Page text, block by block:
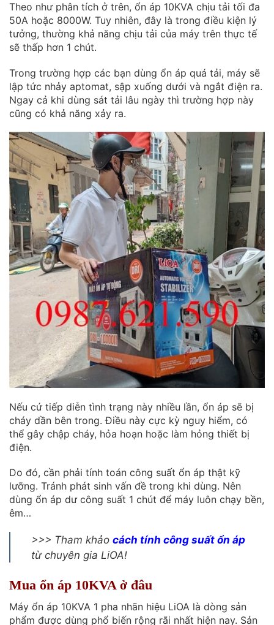
Theo như phân tích ở trên, ổn áp 10KVA chịu tải tối đa
50A hoặc 8000W. Tuy nhiên, đây là trong điều kiện lý
tưởng, thường khả năng chịu tải của máy trên thực tế
sẽ thấp hơn 1 chút.
Trong trường hợp các bạn dùng ổn áp quá tải, máy sẽ
lập tức nhảy aptomat, sập xuống dưới và ngắt điện ra.
Ngay cả khi dùng sát tải lâu ngày thì trường hợp này
cũng có khả năng xảy ra.
Nếu cứ tiếp diễn tình trạng này nhiều lần, ổn áp sẽ bị
cháy dần bên trong. Điều này cực kỳ nguy hiểm, có
thể gây chập cháy, hỏa hoạn hoặc làm hỏng thiết bị
điện.
Do đó, cần phải tính toán công suất ổn áp thật kỹ
lưỡng. Tránh phát sinh vấn đề trong khi dùng. Nên
dùng ổn áp dư công suất 1 chút để máy luôn chạy bền,
êm…
>>> Tham khảo cách tính công suất ổn áp
từ chuyên gia LiOA!
Mua ổn áp 10KVA ở đâu
Máy ổn áp 10KVA 1 pha nhãn hiệu LiOA là dòng sản
phẩm được dùng phổ biến rộng rãi nhất hiện nay. Sản